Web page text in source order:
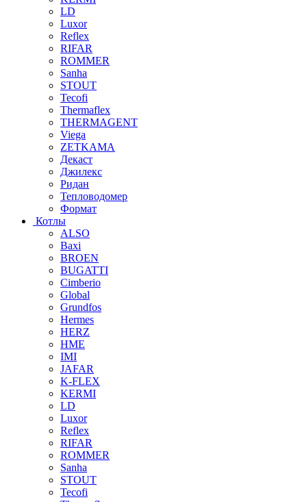
LD
Luxor
Reflex
RIFAR
ROMMER
Sanha
STOUT
Tecofi
Thermaflex
THERMAGENT
Viega
ZETKAMA
Декаст
Джилекс
Ридан
Тепловодомер
Формат
Котлы
ALSO
Baxi
BROEN
BUGATTI
Cimberio
Global
Grundfos
Hermes
HERZ
HME
IMI
JAFAR
K-FLEX
KERMI
LD
Luxor
Reflex
RIFAR
ROMMER
Sanha
STOUT
Tecofi